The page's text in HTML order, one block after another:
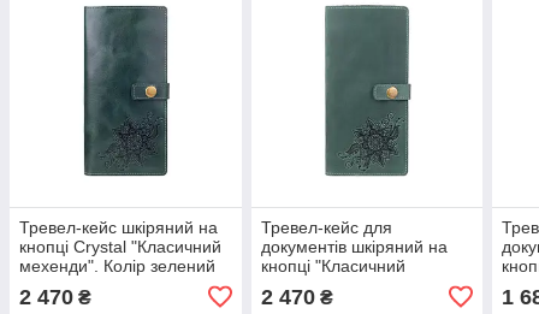
Тревел-кейс шкіряний на
кнопці Crystal "Класичний
мехенди". Колір зелений
2 470 ₴
Тревел-кейс для
документів шкіряний на
кнопці "Класичний
2 470₴ 1